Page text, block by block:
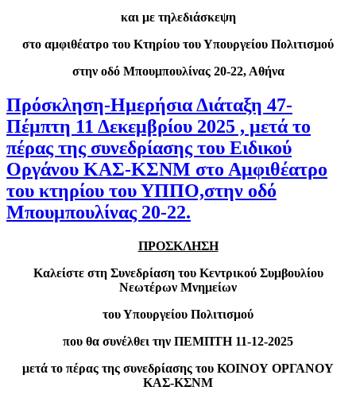
και με τηλεδιάσκεψη
στο αμφιθέατρο του Κτηρίου του Υπουργείου Πολιτισμού
στην οδό Μπουμπουλίνας 20-22, Αθήνα
Πρόσκληση-Ημερήσια Διάταξη 47-
Πέμπτη 11 Δεκεμβρίου 2025 , μετά το
πέρας της συνεδρίασης του Ειδικού
Οργάνου ΚΑΣ-ΚΣΝΜ στο Αμφιθέατρο
του κτηρίου του ΥΠΠΟ,στην οδό
Μπουμπουλίνας 20-22.
ΠΡΟΣΚΛΗΣΗ
Καλείστε στη Συνεδρίαση του Κεντρικού Συμβουλίου
Νεωτέρων Μνημείων
του Υπουργείου Πολιτισμού
που θα συνέλθει την ΠΕΜΠΤΗ 11-12-2025
μετά το πέρας της συνεδρίασης του ΚΟΙΝΟΥ ΟΡΓΑΝΟΥ
ΚΑΣ-ΚΣΝΜ